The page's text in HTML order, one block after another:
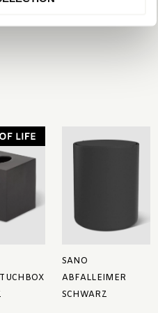
SANO
ABFALLEIMER
SCHWARZ